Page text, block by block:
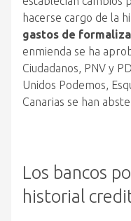
hacerse cargo de la
gastos de
enmienda se ha
Ciudadanos, PNV y
Unidos Podemos,
Canarias se han
Los bancos
historial